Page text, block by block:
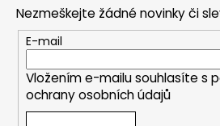
Nezmeškejte žádné novinky či
E-mail
Vložením e-mailu souhlasíte s
ochrany osobních údajů